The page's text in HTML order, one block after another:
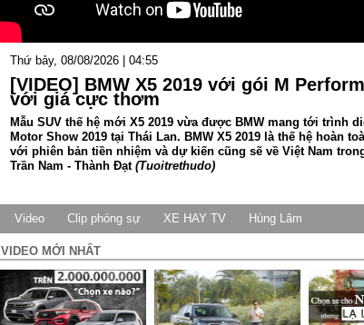
Thứ bảy, 08/08/2026 | 04:55
[VIDEO] BMW X5 2019 với gói M
với giá cực thơm
Mẫu SUV thế hệ mới X5 2019 vừa được BMW mang tới trình
Motor Show 2019 tại Thái Lan. BMW X5 2019 là thế hệ hoàn
với phiên bản tiền nhiệm và dự kiến cũng sẽ về Việt Nam
Trần Nam - Thành Đạt (Tuoitrethudo)
Video Clip phóng sự XE HAY TV Hùng Lâm
VIDEO MỚI NHẤT